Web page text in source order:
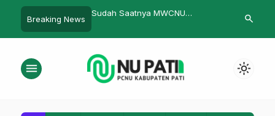
Breaking News
Menjaga Marwah Corak Politik
Laki-laki
search
menu light_mode